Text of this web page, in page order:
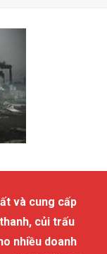
và cung cấp
củi trấu
nhiều doanh